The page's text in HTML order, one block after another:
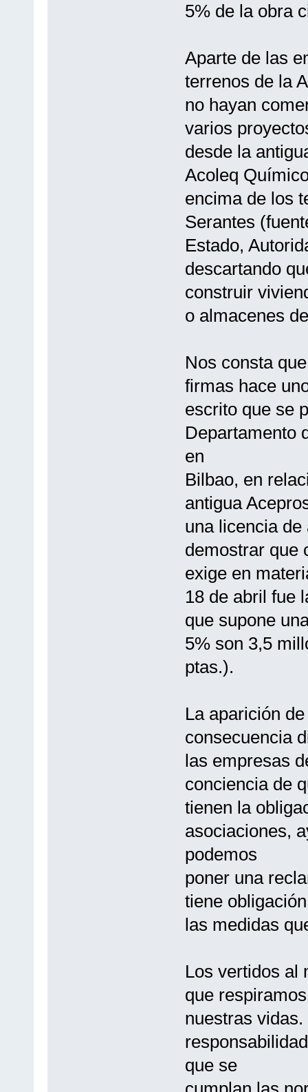
5% de la obra
Aparte de las
terrenos de la
no hayan
varios
desde la
Acoleq
encima de los
Serantes
Estado,
descartando
construir
o almacenes
Nos consta
firmas hace
escrito que se
Departamento
en
Bilbao, en
antigua
una licencia
demostrar que
exige en
18 de abril fue
que supone
5% son 3,5
ptas.).
La aparición
consecuencia
las empresas
conciencia de
tienen la
asociaciones,
podemos
poner una
tiene
las medidas
Los vertidos al
que
nuestras
que se